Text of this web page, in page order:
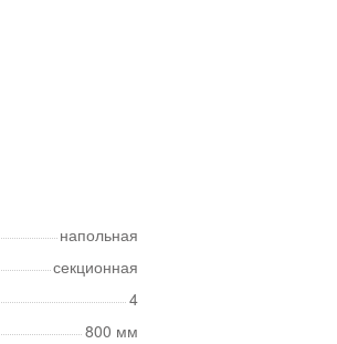
напольная
секционная
4
800 мм